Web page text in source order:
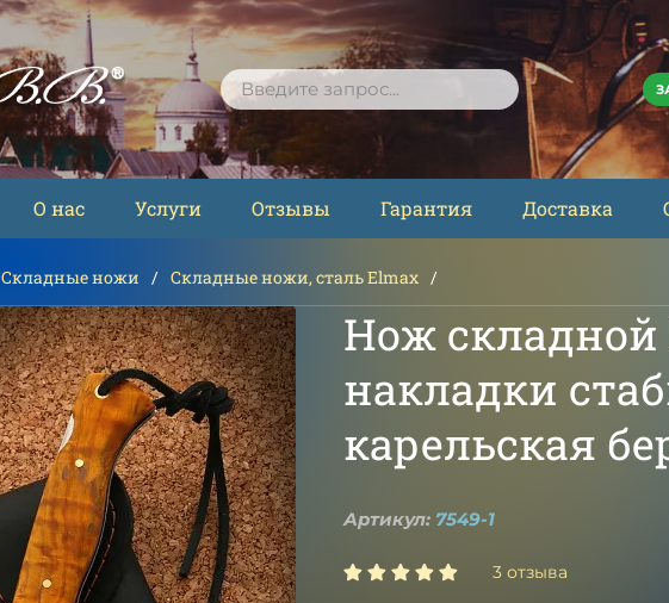
ПОИСК
О нас Услуги Отзывы Гарантия Доставка
Складные ножи Складные ножи, сталь Elmax
Нож складной
накладки
карельская
Артикул: 7549-1
3 отзыва